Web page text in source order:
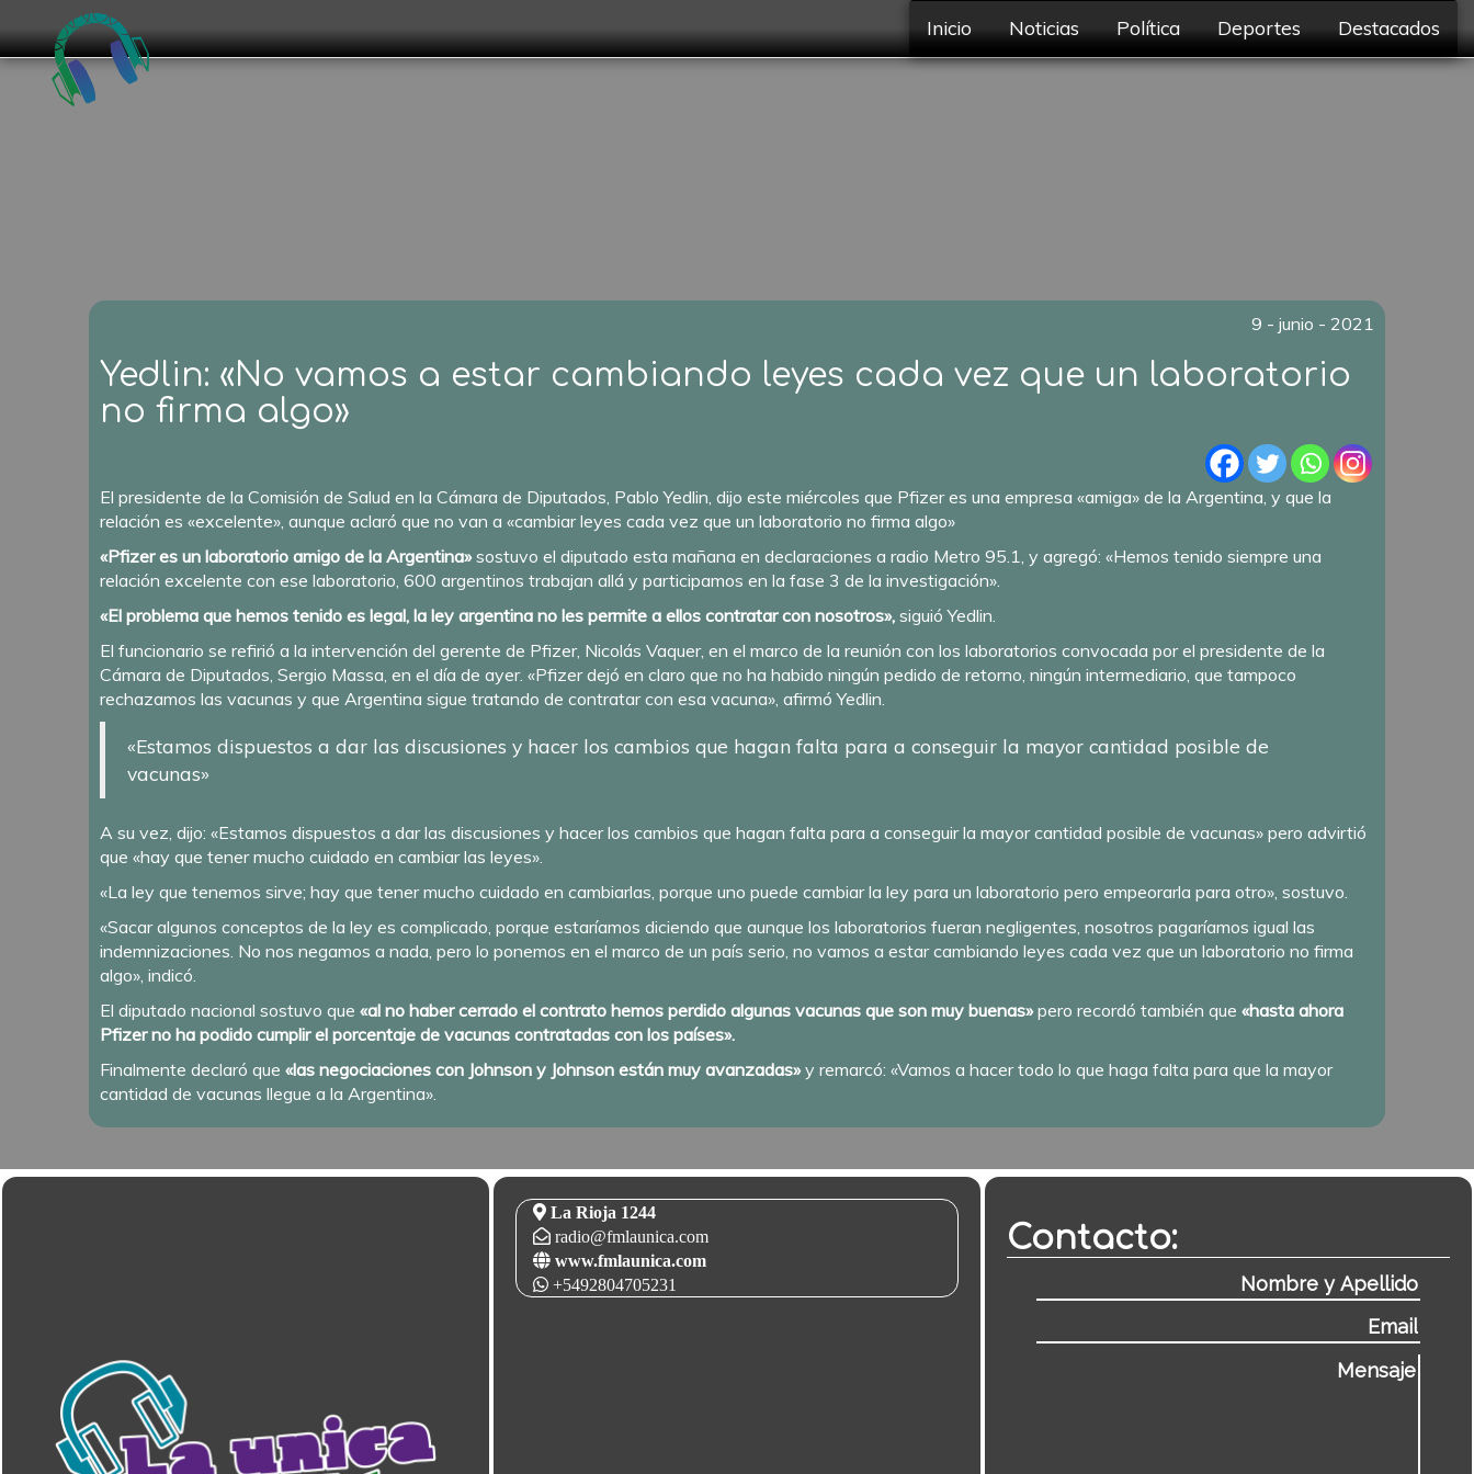
Inicio Noticias Política Deportes Destacados
9 - junio - 2021
Yedlin: «No vamos a estar cambiando leyes cada vez que un laboratorio
no firma algo»
El presidente de la Comisión de Salud en la Cámara de Diputados, Pablo Yedlin, dijo este miércoles que Pfizer es una empresa «amiga» de la Argentina, y que la
relación es «excelente», aunque aclaró que no van a «cambiar leyes cada vez que un laboratorio no firma algo»
«Pfizer es un laboratorio amigo de la Argentina»sostuvo el diputado esta mañana en declaraciones a radio Metro 95.1, y agregó: «Hemos tenido siempre una
relación excelente con ese laboratorio, 600 argentinos trabajan allá y participamos en la fase 3 de la investigación».
«El problema que hemos tenido es legal, la ley argentina no les permite a ellos contratar con nosotros»,siguió Yedlin.
El funcionario se refirió ala intervención del gerente de Pfizer, Nicolás Vaquer,en el marco de la reunión con los laboratorios convocada por el presidente de la
Cámara de Diputados, Sergio Massa, en el día de ayer. «Pfizer dejó en claro que no ha habido ningún pedido de retorno, ningún intermediario, que tampoco
rechazamos las vacunas y que Argentina sigue tratando de contratar con esa vacuna», afirmó Yedlin.
«Estamos dispuestos a dar las discusiones y hacer los cambios que hagan falta para a conseguir la mayor cantidad posible de
vacunas»
A su vez, dijo: «Estamos dispuestos a dar las discusiones y hacer los cambios que hagan falta para a conseguir la mayor cantidad posible de vacunas» pero advirtió
que «hay que tener mucho cuidado en cambiar las leyes».
«La ley que tenemos sirve; hay que tener mucho cuidado en cambiarlas, porque uno puede cambiar la ley para un laboratorio pero empeorarla para otro», sostuvo.
«Sacar algunos conceptos de la ley es complicado, porque estaríamos diciendo que aunque los laboratorios fueran negligentes, nosotros pagaríamos igual las
indemnizaciones. No nos negamos a nada, pero lo ponemos en el marco de un país serio, no vamos a estar cambiando leyes cada vez que un laboratorio no firma
algo», indicó.
El diputado nacional sostuvo que«al no haber cerrado el contrato hemos perdido algunas vacunas que son muy buenas»pero recordó también que «hasta ahora
Pfizer no ha podido cumplir el porcentaje de vacunas contratadas con los países».
Finalmente declaró que «las negociaciones con Johnson y Johnson están muy avanzadas»y remarcó: «Vamos a hacer todo lo que haga falta para que la mayor
cantidad de vacunas llegue a la Argentina».
La Rioja 1244
radio@fmlaunica.com
www.fmlaunica.com
+5492804705231
Contacto: